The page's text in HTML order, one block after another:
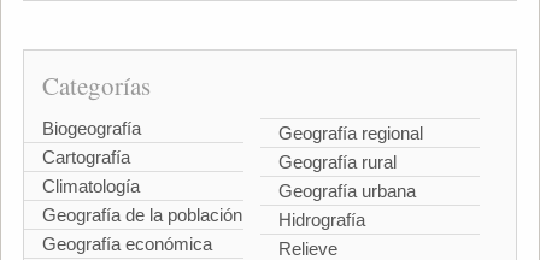
Categorías
Biogeografía
Cartografía
Climatología
Geografía de la población
Geografía económica
Geografía regional
Geografía rural
Geografía urbana
Hidrografía
Relieve